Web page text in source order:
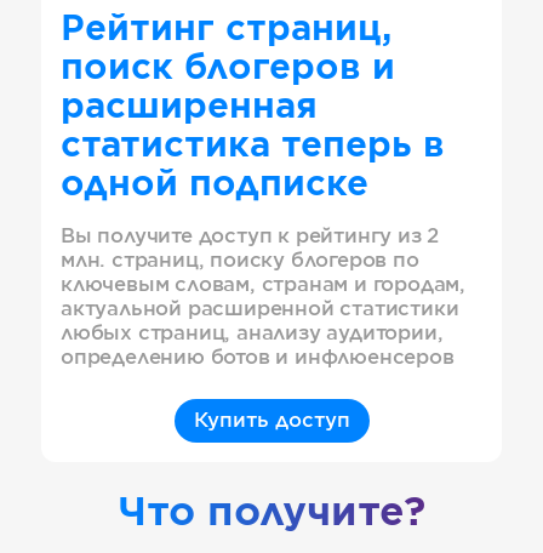
Рейтинг страниц,
поиск блогеров и
расширенная
статистика теперь в
одной подписке
Вы получите доступ к рейтингу из 2
млн. страниц, поиску блогеров по
ключевым словам, странам и городам,
актуальной расширенной статистики
любых страниц, анализу аудитории,
определению ботов и инфлюенсеров
Купить доступ
Что получите?